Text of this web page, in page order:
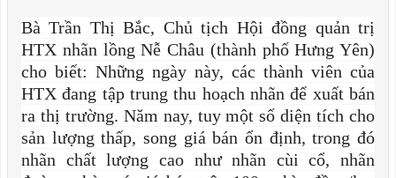
Bà Trần Thị Bắc, Chủ tịch Hội đồng quản trị
HTX nhãn lồng Nễ Châu (thành phố Hưng Yên)
cho biết: Những ngày này, các thành viên của
HTX đang tập trung thu hoạch nhãn để xuất bán
ra thị trường. Năm nay, tuy một số diện tích cho
sản lượng thấp, song giá bán ổn định, trong đó
nhãn chất lượng cao như nhãn cùi cổ, nhãn